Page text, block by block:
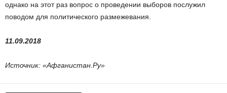
однако на этот раз вопрос о проведении выборов послужил
поводом для политического размежевания.
11.09.2018
Источник: «Афганистан.Ру»